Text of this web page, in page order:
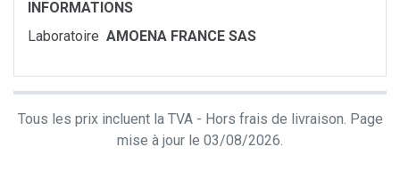
INFORMATIONS
Laboratoire AMOENA FRANCE SAS
Tous les prix incluent la TVA - Hors frais de livraison. Page
mise à jour le 03/08/2026.